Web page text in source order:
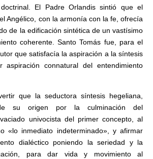
El Padre Orlandis sintió que el
Angélico, con la armonía con la fe, ofrecía
de la edificación sintética de un vastísimo
coherente. Santo Tomás fue, para el
que satisfacía la aspiración a la síntesis
connatural del entendimiento
que la seductora síntesis hegeliana,
su origen por la culminación del
univocista del primer concepto, al
«lo inmediato indeterminado», y afirmar
dialéctico poniendo la seriedad y la
para dar vida y movimiento al